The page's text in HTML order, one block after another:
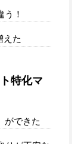
！
えた
特化マ
ができた